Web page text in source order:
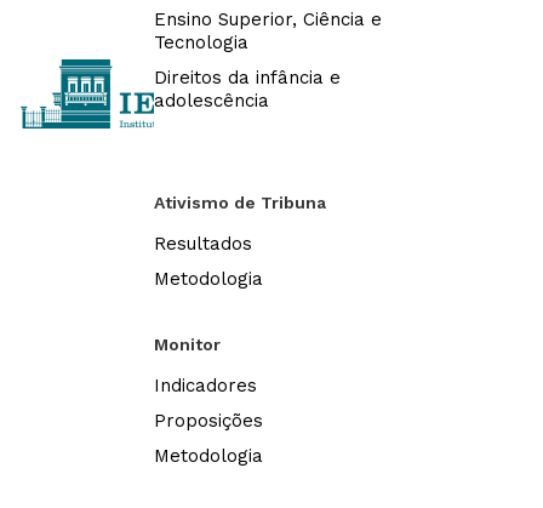
Ensino Superior, Ciência e
Tecnologia
Direitos da infância e
adolescência
Ativismo de Tribuna
Resultados
Metodologia
Monitor
Indicadores
Proposições
Metodologia